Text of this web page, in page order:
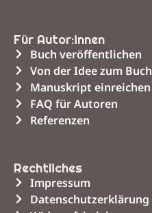
Für Autor:innen
Buch veröffentlichen
Von der Idee zum Buch
Manuskript einreichen
FAQ für Autoren
Referenzen
Rechtliches
Impressum
Datenschutzerklärung